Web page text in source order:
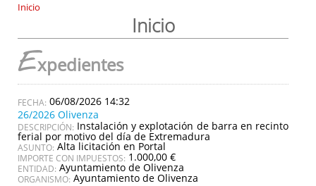
Inicio
Inicio
Expedientes
06/08/2026 14:32
26/2026 Olivenza
DESCRIPCIÓN: Instalación y explotación de barra en recinto
ferial por motivo del día de Extremadura
ASUNTO: Alta licitación en Portal
IMPORTE CON IMPUESTOS: 1.000,00 €
ENTIDAD: Ayuntamiento de Olivenza
ORGANISMO: Ayuntamiento de Olivenza